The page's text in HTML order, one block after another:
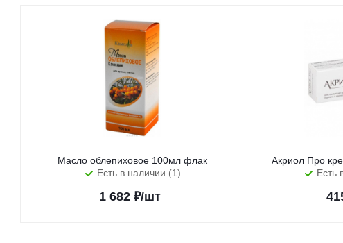
Масло облепиховое 100мл флак
Есть в наличии (1)
1 682₽/шт
Акриол Про
Есть